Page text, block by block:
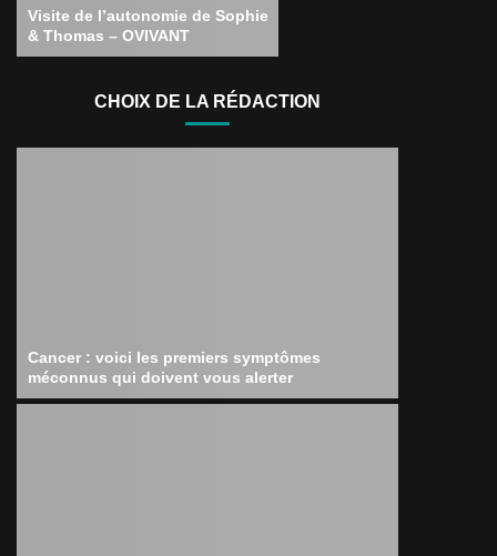
Visite de l’autonomie de Sophie
& Thomas – OVIVANT
CHOIX DE LA RÉDACTION
Cancer : voici les premiers symptômes
méconnus qui doivent vous alerter